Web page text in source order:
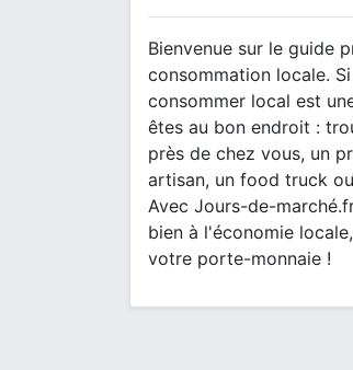
Bienvenue sur le guide
consommation locale.
consommer local est
êtes au bon endroit :
près de chez vous, un
artisan, un food truck
Avec Jours-de-
bien à l'économie
votre porte-monnaie !